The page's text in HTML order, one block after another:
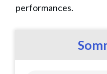
performances.